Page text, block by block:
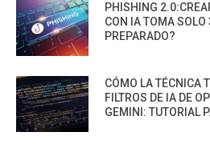
PHISHING
CON IA TOMA
PREPARADO?
CÓMO LA TÉCNICA
FILTROS DE IA DE
GEMINI: TUTORIAL